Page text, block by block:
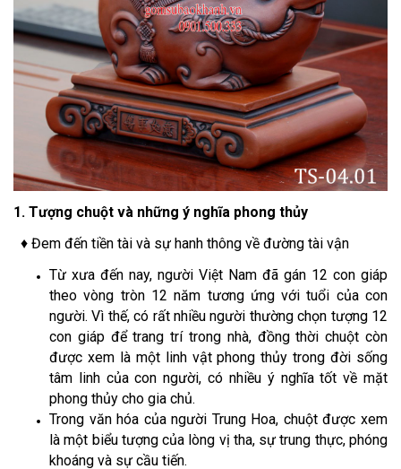
1. Tượng chuột và những ý nghĩa phong thủy
♦ Đem đến tiền tài và sự hanh thông về đường tài vận
Từ xưa đến nay, người Việt Nam đã gán 12 con giáp
theo vòng tròn 12 năm tương ứng với tuổi của con
người. Vì thế, có rất nhiều người thường chọn tượng 12
con giáp để trang trí trong nhà, đồng thời chuột còn
được xem là một linh vật phong thủy trong đời sống
tâm linh của con người, có nhiều ý nghĩa tốt về mặt
phong thủy cho gia chủ.
Trong văn hóa của người Trung Hoa, chuột được xem
là một biểu tượng của lòng vị tha, sự trung thực, phóng
khoáng và sự cầu tiến.